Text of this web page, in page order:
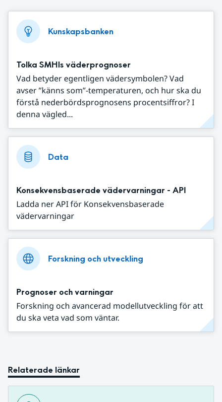
Kunskapsbanken
Tolka SMHIs väderprognoser
Vad betyder egentligen vädersymbolen? Vad
avser ”känns som”-temperaturen, och hur ska du
förstå nederbördsprognosens procentsiffror? I
denna vägled...
Data
Konsekvensbaserade vädervarningar - API
Ladda ner API för Konsekvensbaserade
vädervarningar
Forskning och utveckling
Prognoser och varningar
Forskning och avancerad modellutveckling för att
du ska veta vad som väntar.
Relaterade länkar